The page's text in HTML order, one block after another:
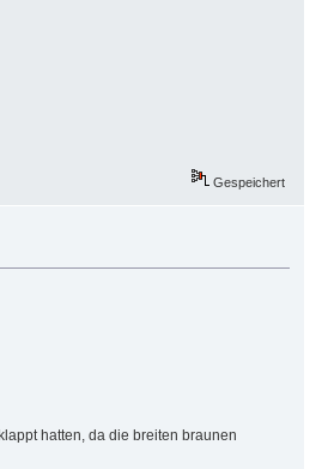
Gespeichert
hatten, da die breiten braunen